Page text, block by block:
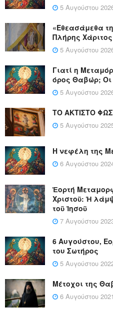
5 Αυγούστου
«Εθεασάμεθα
Πλήρης
5 Αυγούστου
Γιατί η
όρος Θαβώρ; Οι
5 Αυγούστου
ΤΟ ΑΚΤΙΣΤΟ
5 Αυγούστου
Η νεφέλη της
6 Αυγούστου
Ἑορτή
Χριστοῦ: Ἡ
τοῦ Ἰησοῦ
7 Αυγούστου
6 Αυγούστου,
του Σωτήρος
5 Αυγούστου
Μέτοχοι της
6 Αυγούστου 2021